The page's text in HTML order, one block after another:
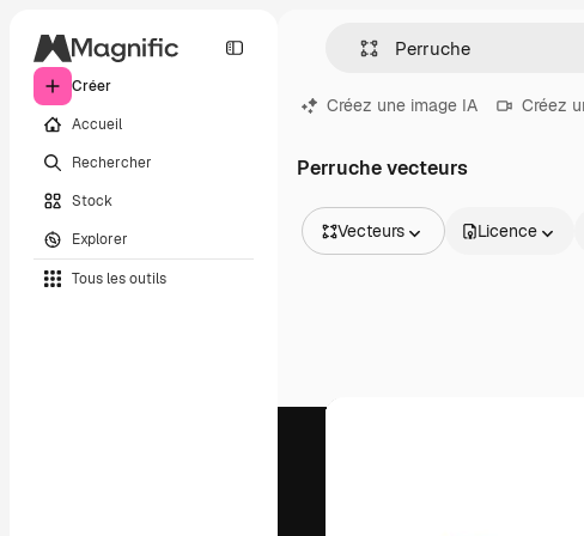
Créer
Accueil
Rechercher
Stock
Explorer
Tous les outils
Créez une image IA Créez
Perruche vecteurs
Vecteurs
Vidéos
Licence